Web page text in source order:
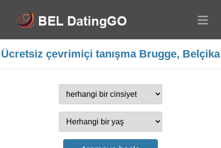
Ücretsiz çevrimiçi tanışma Brugge, Belçika